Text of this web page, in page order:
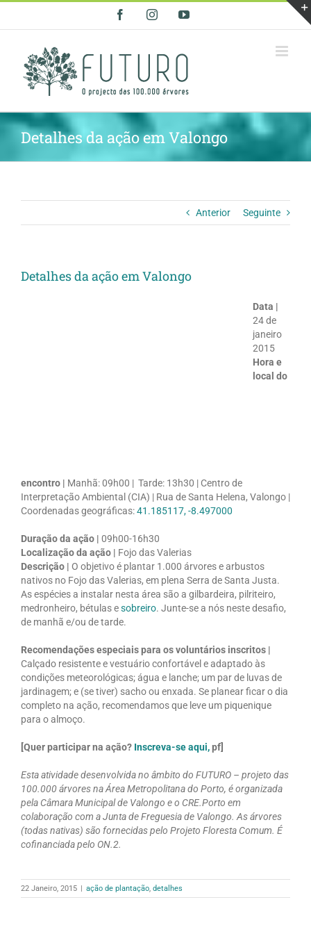
FacebookInstagramYouTube
Detalhes da ação em Valongo
Anterior Seguinte
Detalhes da ação em Valongo
Data |
24 de
janeiro
2015
Hora e
local do
encontro | Manhã: 09h00 | Tarde: 13h30 | Centro de
Interpretação Ambiental (CIA) | Rua de Santa Helena, Valongo |
Coordenadas geográficas:41.185117, -8.497000
Duração da ação | 09h00-16h30
Localização da ação | Fojo das Valerias
Descrição | O objetivo é plantar 1.000 árvores e arbustos
nativos no Fojo das Valerias, em plena Serra de Santa Justa.
As espécies a instalar nesta área são a gilbardeira, pilriteiro,
medronheiro, bétulas esobreiro. Junte-se a nós neste desafio,
de manhã e/ou de tarde.
Recomendações especiais para os voluntários inscritos |
Calçado resistente e vestuário confortável e adaptado às
condições meteorológicas; água e lanche; um par de luvas de
jardinagem; e (se tiver) sacho ou enxada. Se planear ficar o dia
completo na ação, recomendamos que leve um piquenique
para o almoço.
[Quer participar na ação? Inscreva-se aqui,pf]
Esta atividade desenvolvida no âmbito do FUTURO – projeto das
100.000 árvores na Área Metropolitana do Porto, é organizada
pela Câmara Municipal de Valongo e o CRE.Porto em
colaboração com a Junta de Freguesia de Valongo. As árvores
(todas nativas) são fornecidas pelo Projeto Floresta Comum. É
cofinanciada pelo ON.2.
22 Janeiro, 2015 | ação de plantação, detalhes